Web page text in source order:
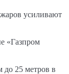
усиливают
«Газпром
до 25 метров в